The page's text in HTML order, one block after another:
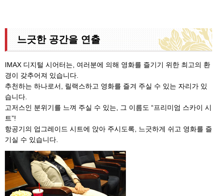
느긋한 공간을 연출
IMAX 디지털 시어터는, 여러분에 의해 영화를 즐기기 위한 최고의 환
경이 갖추어져 있습니다.
추천하는 하나로서, 릴랙스하고 영화를 즐겨 주실 수 있는 자리가 있
습니다.
고저스인 분위기를 느껴 주실 수 있는, 그 이름도 “프리미엄 스카이 시
트”!
항공기의 업그레이드 시트에 앉아 주시도록, 느긋하게 쉬고 영화를 즐
기실 수 있습니다.